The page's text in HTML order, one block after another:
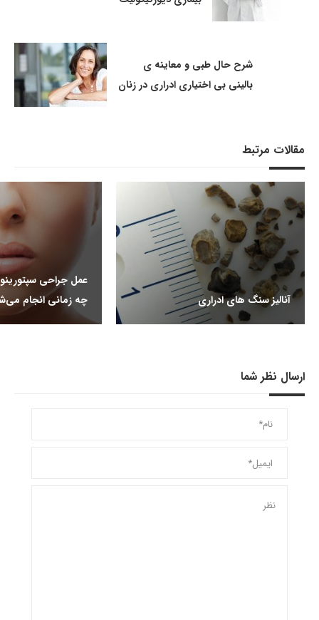
شرح حال طبی و معاینه ی
بالینی بی اختیاری ادراری در زنان
مقالات مرتبط
آنالیز سنگ های ادراری
عمل جراحی
چه زمانی انجام
ارسال نظر شما